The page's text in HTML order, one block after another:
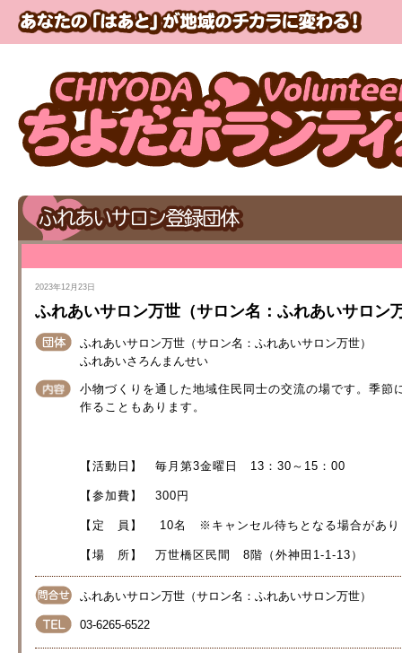
2023年12月23日
ふれあいサロン万世（サロン名：ふれあいサロン
ふれあいサロン万世（サロン名：ふれあいサロン万世）
ふれあいさろんまんせい
小物づくりを通した地域住民同士の交流の場です。季
作ることもあります。
【活動日】 毎月第3金曜日 13：30～15：00
【参加費】 300円
【定 員】 10名 ※キャンセル待ちとなる場合があり
【場 所】 万世橋区民間 8階（外神田1-1-13）
ふれあいサロン万世（サロン名：ふれあいサロン万世）
03-6265-6522